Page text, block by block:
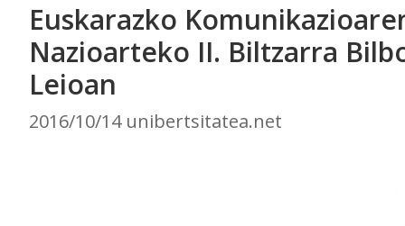
Euskarazko
Nazioarteko II. Biltzarra
Leioan
2016/10/14 unibertsitatea.net